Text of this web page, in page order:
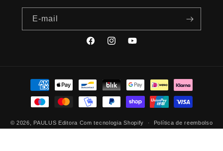
E-mail
FacebookInstagramYouTube
Métodos
pagamento
© 2026, PAULUS Editora Com tecnologia Shopify Política de reembolso